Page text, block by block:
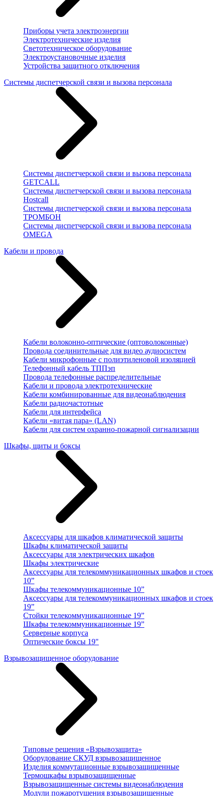
Приборы учета электроэнергии
Электротехнические изделия
Светотехническое оборудование
Электроустановочные изделия
Устройства защитного отключения
Системы диспетчерской связи и вызова персонала
Системы диспетчерской связи и вызова персонала
GETCALL
Системы диспетчерской связи и вызова персонала
Hostcall
Системы диспетчерской связи и вызова персонала
ТРОМБОН
Системы диспетчерской связи и вызова персонала
OMEGA
Кабели и провода
Кабели волоконно-оптические (оптоволоконные)
Провода соединительные для видео аудиосистем
Кабели микрофонные с полиэтиленовой изоляцией
Телефонный кабель ТППэп
Провода телефонные распределительные
Кабели и провода электротехнические
Кабели комбинированные для видеонаблюдения
Кабели радиочастотные
Кабели для интерфейса
Кабели «витая пара» (LAN)
Кабели для систем охранно-пожарной сигнализации
Шкафы, щиты и боксы
Аксессуары для шкафов климатической защиты
Шкафы климатической защиты
Аксессуары для электрических шкафов
Шкафы электрические
Аксессуары для телекоммуникационных шкафов и стоек
10”
Шкафы телекоммуникационные 10”
Аксессуары для телекоммуникационных шкафов и стоек
19”
Стойки телекоммуникационные 19”
Шкафы телекоммуникационные 19”
Серверные корпуса
Оптические боксы 19"
Взрывозащищенное оборудование
Типовые решения «Взрывозащита»
Оборудование СКУД взрывозащищенное
Изделия коммутационные взрывозащищенные
Термошкафы взрывозащищенные
Взрывозащищенные системы видеонаблюдения
Модули пожаротушения взрывозащищенные